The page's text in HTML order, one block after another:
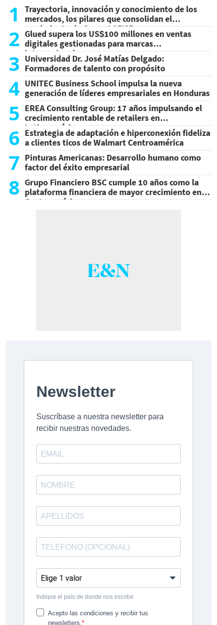
1
Trayectoria, innovación y conocimiento de los
mercados, los pilares que consolidan el
crecimiento de Grupo LAFISE
2 Glued supera los US$100 millones en ventas
digitales gestionadas para marcas
internacionales
3 Universidad Dr. José Matías Delgado:
Formadores de talento con propósito
4 UNITEC Business School impulsa la nueva
generación de líderes empresariales en Honduras
5 EREA Consulting Group: 17 años impulsando el
crecimiento rentable de retailers en
Latinoamérica
6 Estrategia de adaptación e hiperconexión fideliza
a clientes ticos de Walmart Centroamérica
7 Pinturas Americanas: Desarrollo humano como
factor del éxito empresarial
8 Grupo Financiero BSC cumple 10 años como la
plataforma financiera de mayor crecimiento en
Centroamérica